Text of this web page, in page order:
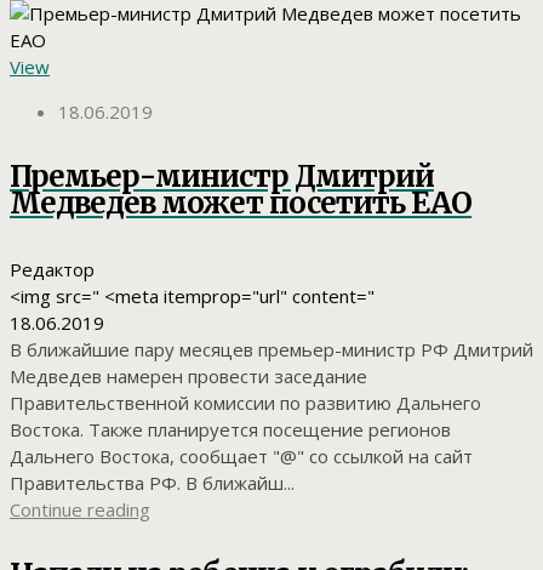
View
18.06.2019
Премьер-министр Дмитрий
Медведев может посетить ЕАО
Редактор
<img src=" <meta itemprop="url" content="
18.06.2019
В ближайшие пару месяцев премьер-министр РФ Дмитрий
Медведев намерен провести заседание
Правительственной комиссии по развитию Дальнего
Востока. Также планируется посещение регионов
Дальнего Востока, сообщает "@" со ссылкой на сайт
Правительства РФ. В ближайш...
Continue reading